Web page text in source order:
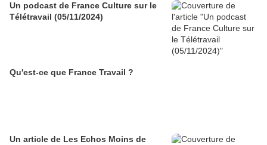
Un podcast de France Culture sur le
Télétravail (05/11/2024)
Qu'est-ce que France Travail ?
Un article de Les Echos Moins de